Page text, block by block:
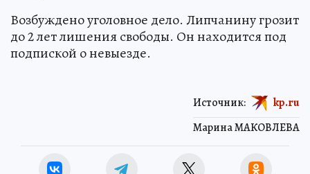
Возбуждено уголовное дело. Липчанину грозит
до 2 лет лишения свободы. Он находится под
подпиской о невыезде.
Марина МАКОВЛЕВА
Источник: kp.ru